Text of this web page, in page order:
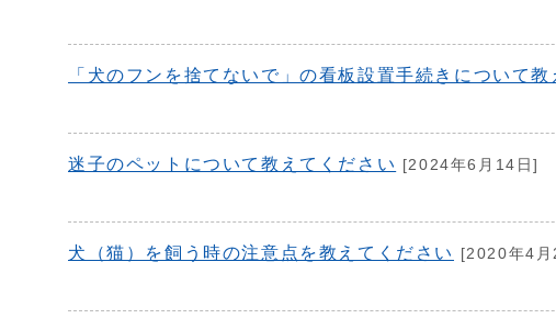
「犬のフンを捨てないで」の看板設置手続きについて教
迷子のペットについて教えてください [2024年6月14日]
犬（猫）を飼う時の注意点を教えてください [2020年4月